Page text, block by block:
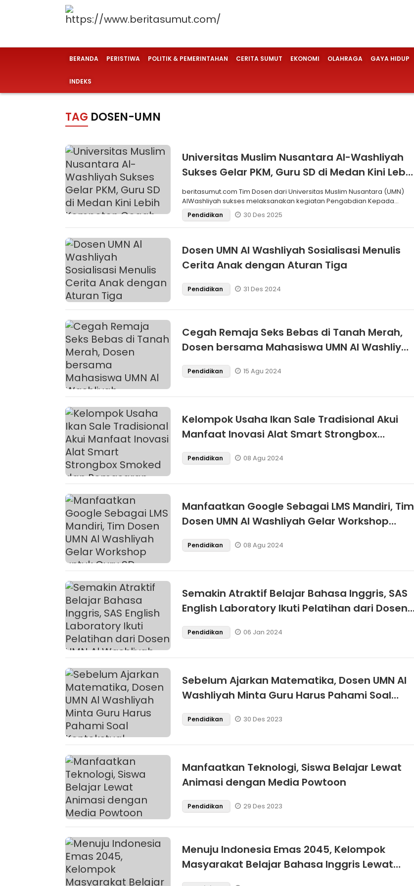
BERANDA PERISTIWA POLITIK & PEMERINTAHAN CERITA SUMUT EKONOMI OLAHRAGA GAYA HIDUP
INDEKS
TAG DOSEN-UMN
Universitas Muslim Nusantara Al-Washliyah
Sukses Gelar PKM, Guru SD di Medan Kini Lebih
Kompeten Cegah Stunting
beritasumut.com Tim Dosen dari Universitas Muslim Nusantara (UMN)
AlWashliyah sukses melaksanakan kegiatan Pengabdian Kepada
Masyarakat (
Pendidikan 30 Des 2025
Dosen UMN Al Washliyah Sosialisasi Menulis
Cerita Anak dengan Aturan Tiga
Pendidikan 31 Des 2024
Cegah Remaja Seks Bebas di Tanah Merah,
Dosen bersama Mahasiswa UMN Al Washliyah
Sosialisasi Kesehatan Reproduksi
Pendidikan 15 Agu 2024
Kelompok Usaha Ikan Sale Tradisional Akui
Manfaat Inovasi Alat Smart Strongbox
Smoked dan Pemasaran Digital di Desa
Bintang Meriah
Pendidikan 08 Agu 2024
Manfaatkan Google Sebagai LMS Mandiri, Tim
Dosen UMN Al Washliyah Gelar Workshop
untuk Guru SD Tumpatan Nibung
Pendidikan 08 Agu 2024
Semakin Atraktif Belajar Bahasa Inggris, SAS
English Laboratory Ikuti Pelatihan dari Dosen
UMN Al Washliyah Medan
Pendidikan 06 Jan 2024
Sebelum Ajarkan Matematika, Dosen UMN Al
Washliyah Minta Guru Harus Pahami Soal
Kontekstual
Pendidikan 30 Des 2023
Manfaatkan Teknologi, Siswa Belajar Lewat
Animasi dengan Media Powtoon
Pendidikan 29 Des 2023
Menuju Indonesia Emas 2045, Kelompok
Masyarakat Belajar Bahasa Inggris Lewat
Aplikasi Tiktok